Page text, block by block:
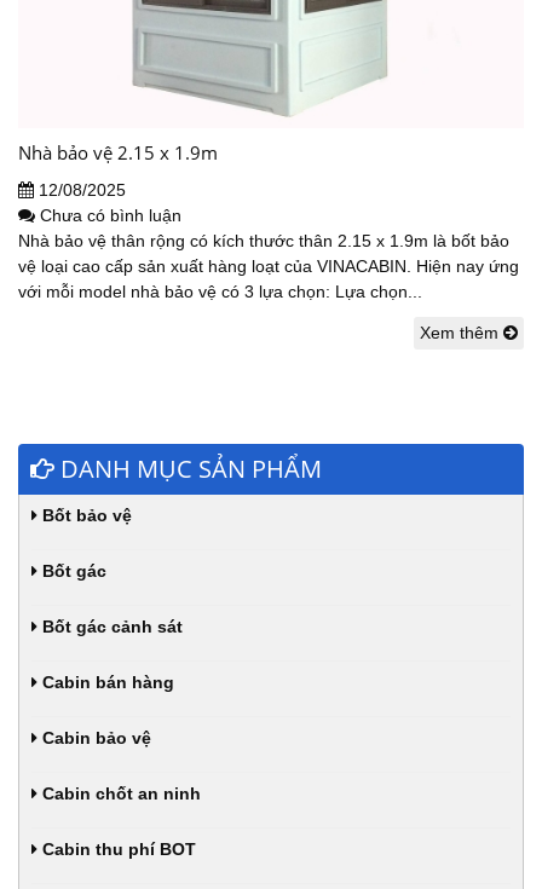
Nhà bảo vệ 2.15 x 1.9m
12/08/2025
Chưa có bình luận
Nhà bảo vệ thân rộng có kích thước thân 2.15 x 1.9m là bốt bảo
vệ loại cao cấp sản xuất hàng loạt của VINACABIN. Hiện nay ứng
với mỗi model nhà bảo vệ có 3 lựa chọn: Lựa chọn...
Xem thêm
DANH MỤC SẢN PHẨM
Bốt bảo vệ
Bốt gác
Bốt gác cảnh sát
Cabin bán hàng
Cabin bảo vệ
Cabin chốt an ninh
Cabin thu phí BOT